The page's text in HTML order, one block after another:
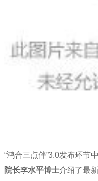
“鸿合三点伴”3.0发布环节中
院长李水平博士介绍了最